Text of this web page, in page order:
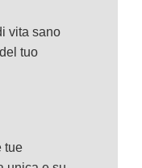
vita sano
tuo
tue